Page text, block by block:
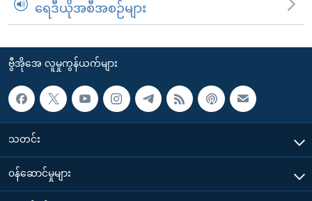
ရေဒီယိုအစီအစဉ်များ
ဗွီအိုအေ လူမှုကွန်ယက်များ
သတင်း
၀န်ဆောင်မှုများ